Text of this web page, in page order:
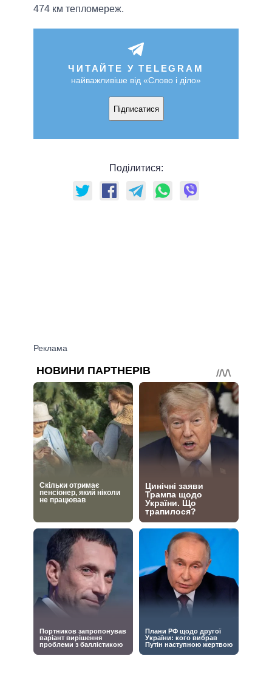
474 км тепломереж.
ЧИТАЙТЕ У TELEGRAM
найважливіше від «Слово і діло»
Підписатися
Поділитися: